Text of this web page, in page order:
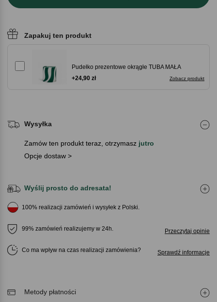
Zapakuj ten produkt
Pudełko prezentowe okrągłe TUBA MAŁA
Zobacz produkt
+24,90 zł
Wysyłka
Zamów ten produkt teraz, otrzymasz jutro
Opcje dostaw >
Wyślij prosto do adresata!
100% realizacji zamówień i wysyłek z Polski.
99% zamówień realizujemy w 24h. Przeczytaj opinie
Co ma wpływ na czas realizacji zamówienia Sprawdź informacje
Metody płatności